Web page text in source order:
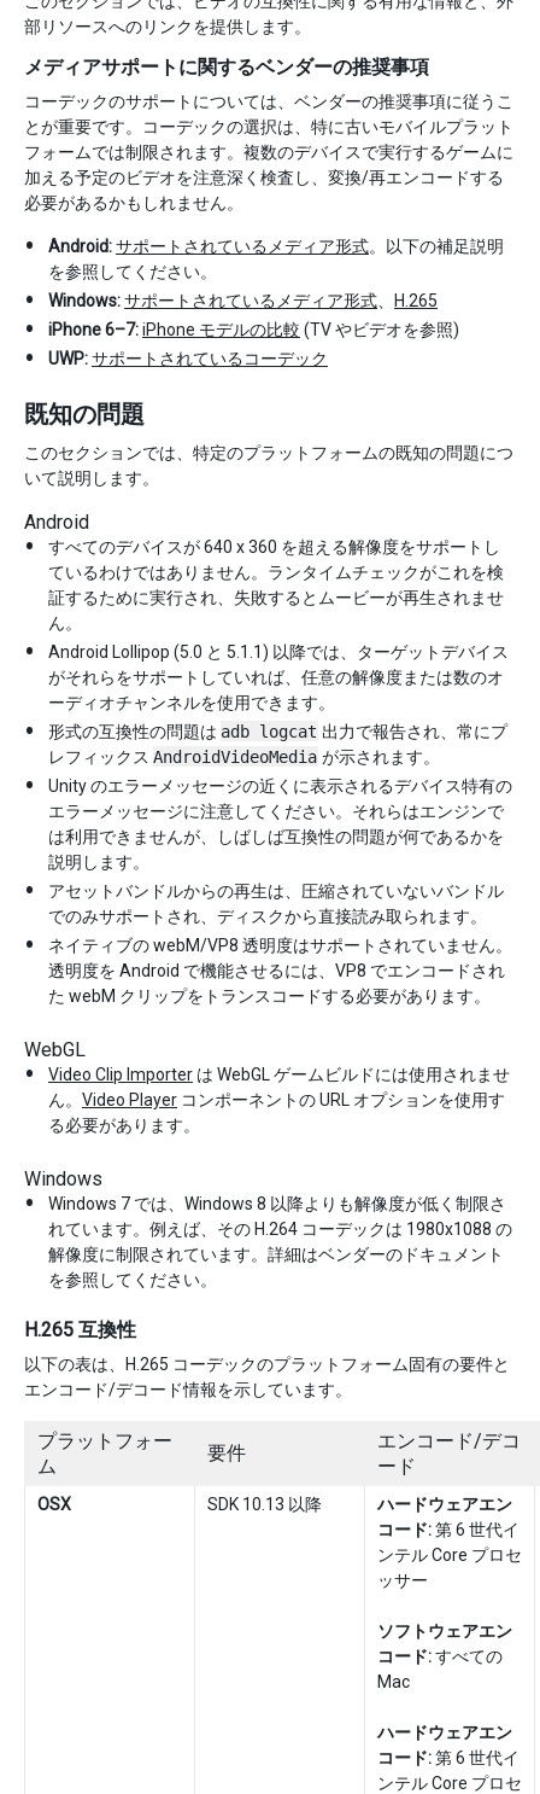
部リソースへのリンクを提供します。
メディアサポートに関するベンダーの推奨事項
コーデックのサポートについては、ベンダーの推奨事項に従うこ
とが重要です。コーデックの選択は、特に古いモバイルプラット
フォームでは制限されます。複数のデバイスで実行するゲームに
加える予定のビデオを注意深く検査し、変換/再エンコードする
必要があるかもしれません。
Android:サポートされているメディア形式。以下の補足説明
を参照してください。
Windows:サポートされているメディア形式
H.265
iPhone 6–7:iPhone モデルの比較 (TV やビデオを参照)
UWP:サポートされているコーデック
既知の問題
このセクションでは、特定のプラットフォームの既知の問題につ
いて説明します。
Android
すべてのデバイスが 640 x 360 を超える解像度をサポートし
ているわけではありません。ランタイムチェックがこれを検
証するために実行され、失敗するとムービーが再生されませ
ん。
Android Lollipop (5.0 と 5.1.1) 以降では、ターゲットデバイス
がそれらをサポートしていれば、任意の解像度または数のオ
ーディオチャンネルを使用できます。
形式の互換性の問題は adb logcat 出力で報告され、常にプ
レフィックス AndroidVideoMedia が示されます。
Unity のエラーメッセージの近くに表示されるデバイス特有の
エラーメッセージに注意してください。それらはエンジンで
は利用できませんが、しばしば互換性の問題が何であるかを
説明します。
アセットバンドルからの再生は、圧縮されていないバンドル
でのみサポートされ、ディスクから直接読み取られます。
ネイティブの webM/VP8 透明度はサポートされていません。
透明度を Android で機能させるには、VP8 でエンコードされ
た webM クリップをトランスコードする必要があります。
WebGL
Video Clip Importer は WebGL ゲームビルドには使用されませ
ん。 Video Player コンポーネントの URL オプションを使用す
る必要があります。
Windows
Windows 7 では、Windows 8 以降よりも解像度が低く制限さ
れています。例えば、その H.264 コーデックは 1980x1088 の
解像度に制限されています。詳細はベンダーのドキュメント
を参照してください。
H.265 互換性
以下の表は、H.265 コーデックのプラットフォーム固有の要件と
エンコード/デコード情報を示しています。
プラットフォー
ム
要件
エンコード/デコ
ード
OSX SDK 10.13 以降
ハードウェアエン
コード:第 6 世代イ
ンテル Core プロセ
ッサー
ソフトウェアエン
コード:すべての
Mac
ハードウェアエン
コード:第 6 世代イ
ンテル Core プロセ